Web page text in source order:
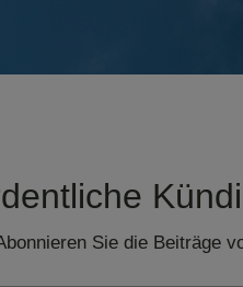
Sie die Beiträge